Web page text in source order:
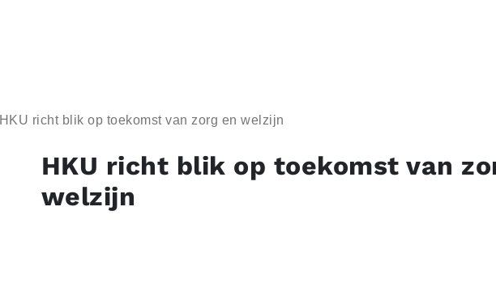
HKU richt blik op toekomst van zorg en welzijn
HKU richt blik op toekomst van
welzijn